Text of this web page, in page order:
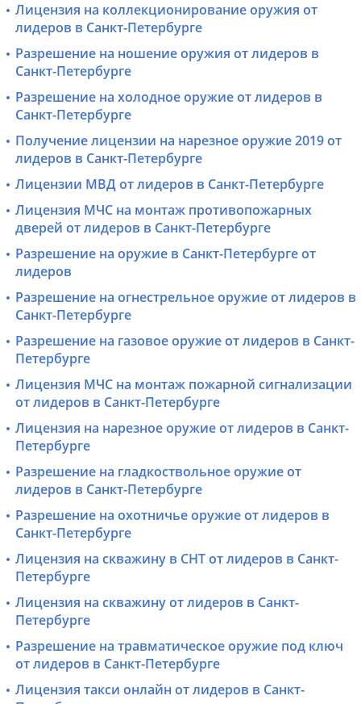
Лицензия на коллекционирование оружия от
лидеров в Санкт-Петербурге
Разрешение на ношение оружия от лидеров в
Санкт-Петербурге
Разрешение на холодное оружие от лидеров в
Санкт-Петербурге
Получение лицензии на нарезное оружие 2019 от
лидеров в Санкт-Петербурге
Лицензии МВД от лидеров в Санкт-Петербурге
Лицензия МЧС на монтаж противопожарных
дверей от лидеров в Санкт-Петербурге
Разрешение на оружие в Санкт-Петербурге от
лидеров
Разрешение на огнестрельное оружие от лидеров в
Санкт-Петербурге
Разрешение на газовое оружие от лидеров в Санкт-
Петербурге
Лицензия МЧС на монтаж пожарной сигнализации
от лидеров в Санкт-Петербурге
Лицензия на нарезное оружие от лидеров в Санкт-
Петербурге
Разрешение на гладкоствольное оружие от
лидеров в Санкт-Петербурге
Разрешение на охотничье оружие от лидеров в
Санкт-Петербурге
Лицензия на скважину в СНТ от лидеров в Санкт-
Петербурге
Лицензия на скважину от лидеров в Санкт-
Петербурге
Разрешение на травматическое оружие под ключ
от лидеров в Санкт-Петербурге
Лицензия такси онлайн от лидеров в Санкт-